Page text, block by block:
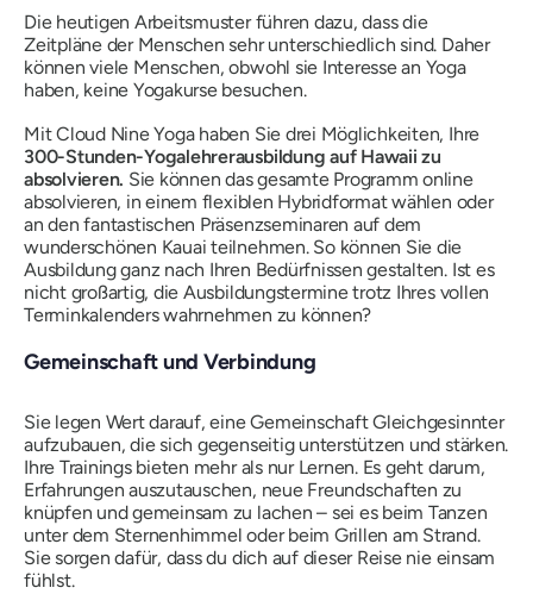
Die heutigen Arbeitsmuster führen dazu, dass die
Zeitpläne der Menschen sehr unterschiedlich sind. Daher
können viele Menschen, obwohl sie Interesse an Yoga
haben, keine Yogakurse besuchen.
Mit Cloud Nine Yoga haben Sie drei Möglichkeiten, Ihre
300-Stunden-Yogalehrerausbildung auf Hawaii zu
absolvieren. Sie können das gesamte Programm online
absolvieren, in einem flexiblen Hybridformat wählen oder
an den fantastischen Präsenzseminaren auf dem
wunderschönen Kauai teilnehmen. So können Sie die
Ausbildung ganz nach Ihren Bedürfnissen gestalten. Ist es
nicht großartig, die Ausbildungstermine trotz Ihres vollen
Terminkalenders wahrnehmen zu können?
Gemeinschaft und Verbindung
Sie legen Wert darauf, eine Gemeinschaft Gleichgesinnter
aufzubauen, die sich gegenseitig unterstützen und stärken.
Ihre Trainings bieten mehr als nur Lernen. Es geht darum,
Erfahrungen auszutauschen, neue Freundschaften zu
knüpfen und gemeinsam zu lachen – sei es beim Tanzen
unter dem Sternenhimmel oder beim Grillen am Strand.
Sie sorgen dafür, dass du dich auf dieser Reise nie einsam
fühlst.